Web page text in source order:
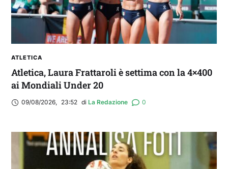
ATLETICA
Atletica, Laura Frattaroli è settima con la 4×400
ai Mondiali Under 20
09/08/2026, 23:52 di La Redazione 0